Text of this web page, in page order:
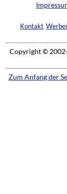
Kontakt
Copyright ©
Zum Anfang der